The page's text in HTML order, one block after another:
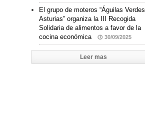
El grupo de moteros “Águilas Verdes
Asturias” organiza la III Recogida
Solidaria de alimentos a favor de la
cocina económica
30/09/2025
Leer mas